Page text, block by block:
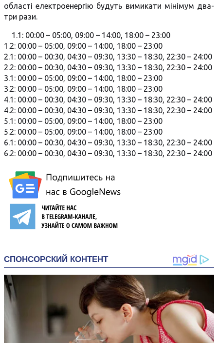
області електроенергію будуть вимикати мінімум два-
три рази.
1.1: 00:00 – 05:00, 09:00 – 14:00, 18:00 – 23:00
1.2: 00:00 – 05:00, 09:00 – 14:00, 18:00 – 23:00
2.1: 00:00 – 00:30, 04:30 – 09:30, 13:30 – 18:30, 22:30 – 24:00
2.2: 00:00 – 00:30, 04:30 – 09:30, 13:30 – 18:30, 22:30 – 24:00
3.1: 00:00 – 05:00, 09:00 – 14:00, 18:00 – 23:00
3.2: 00:00 – 05:00, 09:00 – 14:00, 18:00 – 23:00
4.1: 00:00 – 00:30, 04:30 – 09:30, 13:30 – 18:30, 22:30 – 24:00
4.2: 00:00 – 00:30, 04:30 – 09:30, 13:30 – 18:30, 22:30 – 24:00
5.1: 00:00 – 05:00, 09:00 – 14:00, 18:00 – 23:00
5.2: 00:00 – 05:00, 09:00 – 14:00, 18:00 – 23:00
6.1: 00:00 – 00:30, 04:30 – 09:30, 13:30 – 18:30, 22:30 – 24:00
6.2: 00:00 – 00:30, 04:30 – 09:30, 13:30 – 18:30, 22:30 – 24:00